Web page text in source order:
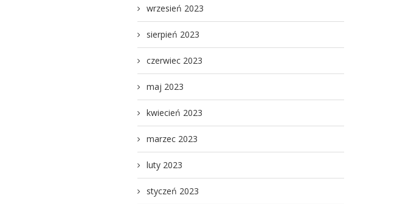
wrzesień 2023
sierpień 2023
czerwiec 2023
maj 2023
kwiecień 2023
marzec 2023
luty 2023
styczeń 2023